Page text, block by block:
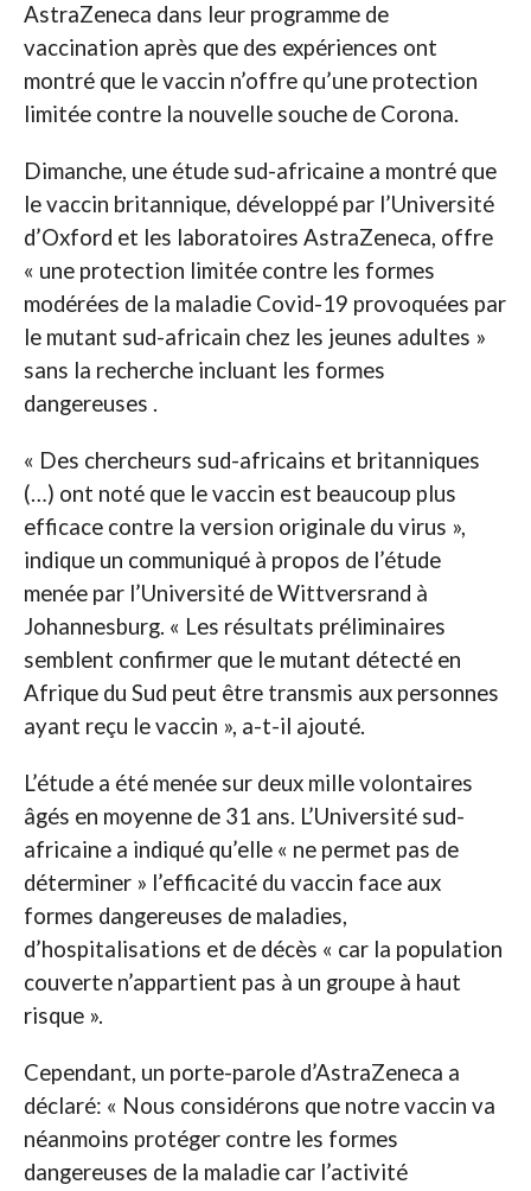
AstraZeneca dans leur programme de
vaccination après que des expériences ont
montré que le vaccin n’offre qu’une protection
limitée contre la nouvelle souche de Corona.
Dimanche, une étude sud-africaine a montré que
le vaccin britannique, développé par l’Université
d’Oxford et les laboratoires AstraZeneca, offre
« une protection limitée contre les formes
modérées de la maladie Covid-19 provoquées par
le mutant sud-africain chez les jeunes adultes »
sans la recherche incluant les formes
dangereuses .
« Des chercheurs sud-africains et britanniques
(…) ont noté que le vaccin est beaucoup plus
efficace contre la version originale du virus »,
indique un communiqué à propos de l’étude
menée par l’Université de Wittversrand à
Johannesburg. « Les résultats préliminaires
semblent confirmer que le mutant détecté en
Afrique du Sud peut être transmis aux personnes
ayant reçu le vaccin », a-t-il ajouté.
L’étude a été menée sur deux mille volontaires
âgés en moyenne de 31 ans. L’Université sud-
africaine a indiqué qu’elle « ne permet pas de
déterminer » l’efficacité du vaccin face aux
formes dangereuses de maladies,
d’hospitalisations et de décès « car la population
couverte n’appartient pas à un groupe à haut
risque ».
Cependant, un porte-parole d’AstraZeneca a
déclaré: « Nous considérons que notre vaccin va
néanmoins protéger contre les formes
dangereuses de la maladie car l’activité